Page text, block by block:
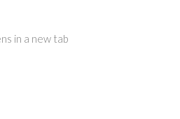
in a new tab